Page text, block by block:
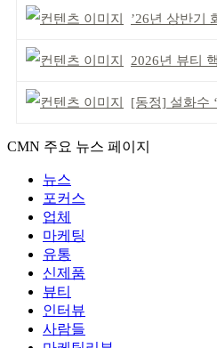
’26년 상반기 화
2026년 뷰티 핵
[동정] 설화수 ‘
CMN 주요 뉴스 페이지
뉴스
포커스
업체
마케팅
유통
신제품
뷰티
인터뷰
사람들